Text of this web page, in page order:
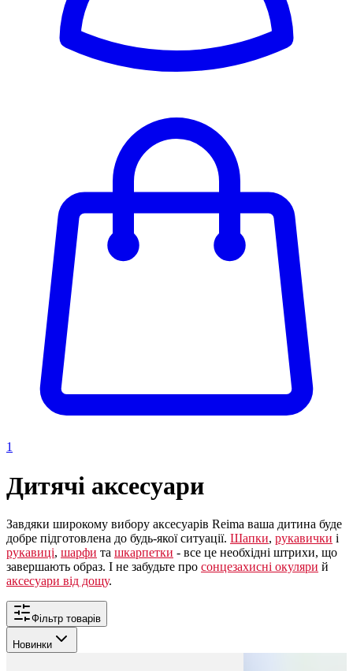
1
Дитячі аксесуари
Завдяки широкому вибору аксесуарів Reima ваша дитина буде
добре підготовлена до будь-якої ситуації. Шапки, рукавички і
рукавиці, шарфи та шкарпетки - все це необхідні штрихи, що
завершають образ. І не забудьте про сонцезахисні окуляри й
аксесуари від дощу.
Фільтр товарів
Новинки